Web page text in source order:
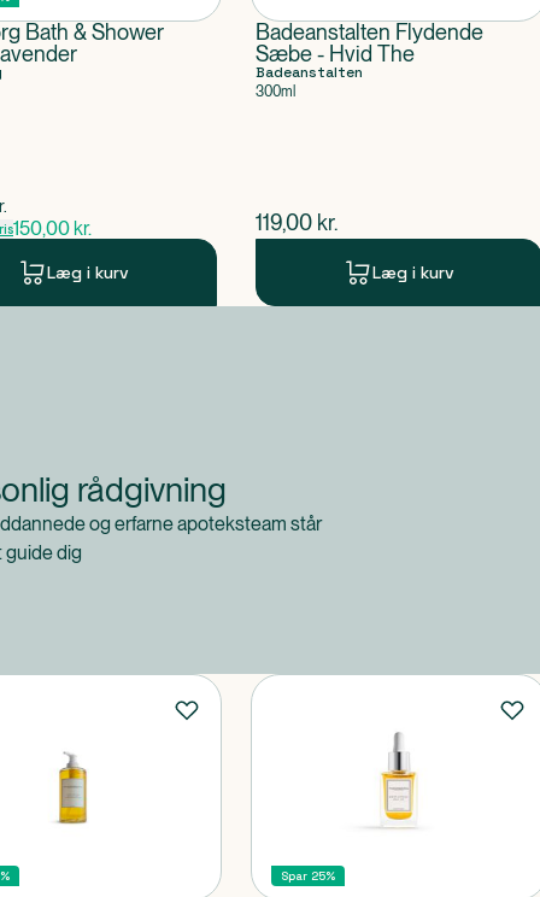
Bath & Shower
150,00 kr.
Læg i kurv
Badeanstalten Flydende
Sæbe - Hvid The
Badeanstalten
300ml
$nuværende pris
119,00 kr.
Læg i kurv
rådgivning
og erfarne apoteksteam står
guide dig
Spar 25%